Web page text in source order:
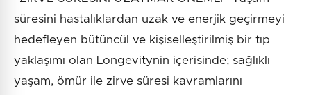
süresini hastalıklardan uzak ve enerjik geçirmeyi
hedefleyen bütüncül ve kişiselleştirilmiş bir tıp
yaklaşımı olan Longevitynin içerisinde; sağlıklı
yaşam, ömür ile zirve süresi kavramlarını